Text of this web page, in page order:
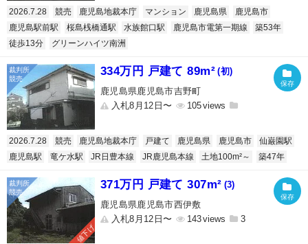
2026.7.28 競売 鹿児島地裁本庁 マンション 鹿児島県
鹿児島市
鹿児島駅前駅
桜島桟橋通駅 水族館口駅 鹿児島市電第一期線
築53年
徒歩13分
グリーンハイツ南洲
334万円 戸建て 89m² (初)
鹿児島県鹿児島市吉野町
入札8月12日〜
105
2026.7.28 競売 鹿児島地裁本庁 戸建て 鹿児島県 鹿児島市
仙巌園駅
鹿児島駅
竜ケ水駅 JR日豊本線 JR鹿児島本線 土地100m²～ 築47年
値下げ
371万円 戸建て 307m² (3)
鹿児島県鹿児島市西伊敷
入札8月12日〜
143 3